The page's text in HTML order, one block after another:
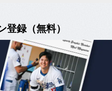
登録（無料）